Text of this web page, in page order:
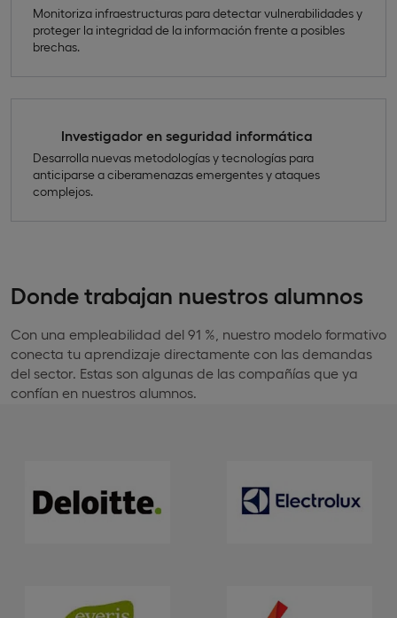
Monitoriza infraestructuras para detectar vulnerabilidades y
proteger la integridad de la información frente a posibles
brechas.
Investigador en seguridad informática
Desarrolla nuevas metodologías y tecnologías para
anticiparse a ciberamenazas emergentes y ataques
complejos.
Donde trabajan nuestros alumnos
Con una empleabilidad del 91 %, nuestro modelo formativo
conecta tu aprendizaje directamente con las demandas
del sector. Estas son algunas de las compañías que ya
confían en nuestros alumnos.